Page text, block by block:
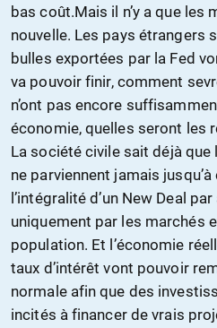
bas coût.Mais il n’y a que les
nouvelle. Les pays étrangers
bulles exportées par la Fed
va pouvoir finir, comment
n’ont pas encore
économie, quelles seront les
La société civile sait déjà que
ne parviennent jamais
l’intégralité d’un New Deal
uniquement par les marchés
population. Et l’économie
taux d’intérêt vont pouvoir
normale afin que des
incités à financer de vrais